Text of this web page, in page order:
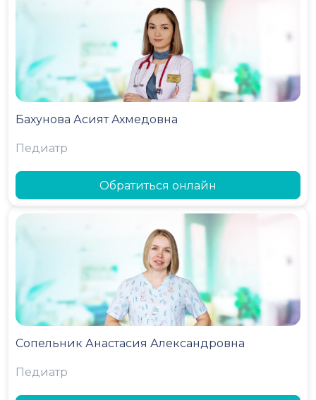
Бахунова Асият Ахмедовна
Педиатр
Обратиться онлайн
Сопельник Анастасия Александровна
Педиатр